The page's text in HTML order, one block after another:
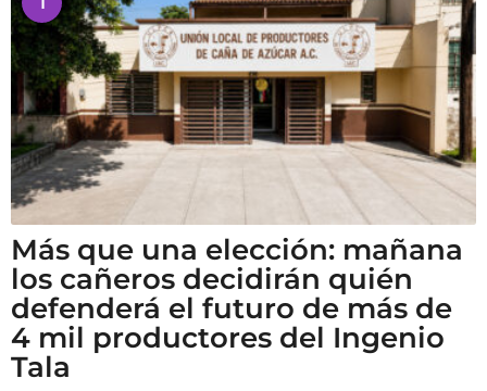
Más que una elección: mañana
los cañeros decidirán quién
defenderá el futuro de más de
4 mil productores del Ingenio
Tala